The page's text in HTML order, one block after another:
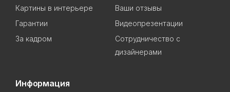
Картины в интерьере
Ваши отзывы
Гарантии
Видеопрезентации
За кадром
Сотрудничество с
дизайнерами
Информация